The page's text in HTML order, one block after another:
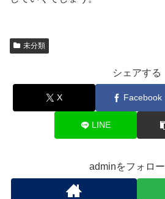
未分類
シェアする
X Facebook
LINE
adminをフォロ